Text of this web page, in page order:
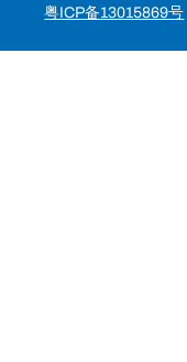
粤ICP备13015869号